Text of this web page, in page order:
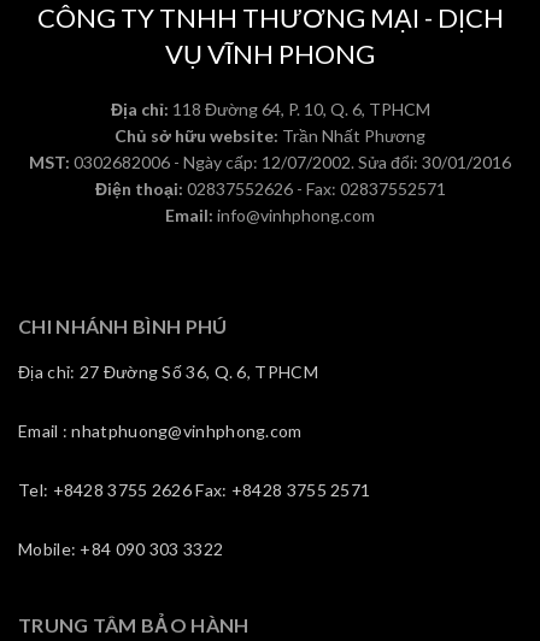
CÔNG TY TNHH THƯƠNG MẠI - DỊCH
VỤ VĨNH PHONG
Địa chỉ: 118 Đường 64, P. 10, Q. 6, TPHCM
Chủ sở hữu website: Trần Nhất Phương
MST: 0302682006 - Ngày cấp: 12/07/2002. Sửa đổi: 30/01/2016
Điện thoại: 02837552626 - Fax: 02837552571
Email: info@vinhphong.com
CHI NHÁNH BÌNH PHÚ
Địa chỉ: 27 Đường Số 36, Q. 6, TPHCM
Email : nhatphuong@vinhphong.com
Tel: +8428 3755 2626 Fax: +8428 3755 2571
Mobile: +84 090 303 3322
TRUNG TÂM BẢO HÀNH